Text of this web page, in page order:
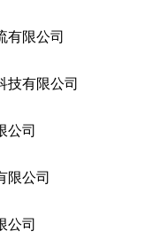
有限公司
技有限公司
公司
限公司
公司